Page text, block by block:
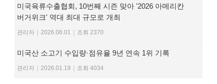
미국육류수출협회, 10번째 시즌 맞아 '2026 아메리칸
버거위크' 역대 최대 규모로 개최
관리자 2026.06.01 조회 2370
미국산 소고기 수입량·점유율 9년 연속 1위 기록
관리자 2026.01.19 조회 4034